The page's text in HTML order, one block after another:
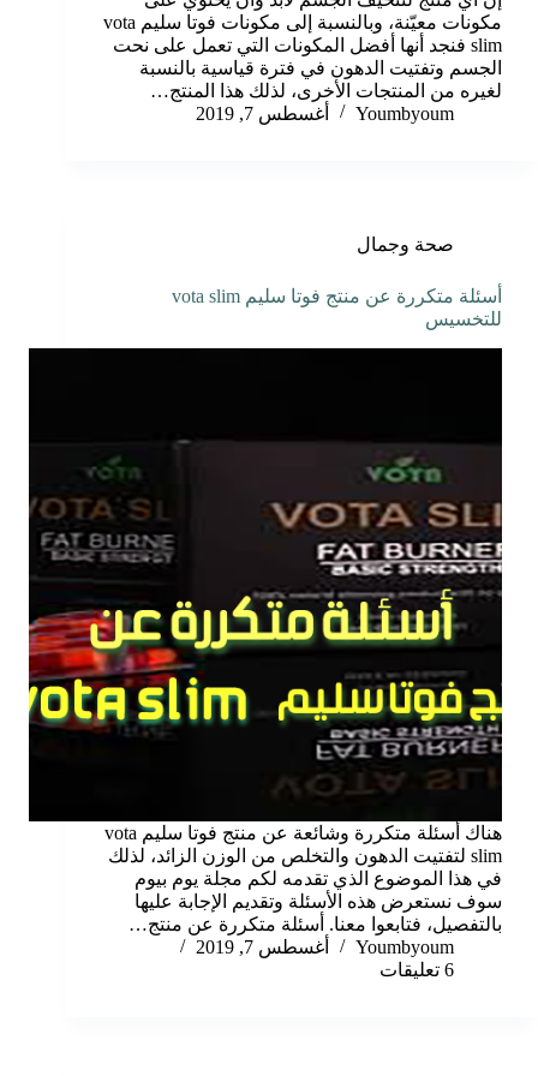
مكونات معيّنة، وبالنسبة إلى مكونات فوتا سليم vota
slim فنجد أنها أفضل المكونات التي تعمل على نحت
الجسم وتفتيت الدهون في فترة قياسية بالنسبة
لغيره من المنتجات الأخرى، لذلك هذا المنتج…
Youmbyoum
أغسطس 7, 2019
صحة وجمال
أسئلة متكررة عن منتج فوتا سليم vota slim
للتخسيس
هناك أسئلة متكررة وشائعة عن منتج فوتا سليم vota
slim لتفتيت الدهون والتخلص من الوزن الزائد، لذلك
في هذا الموضوع الذي تقدمه لكم مجلة يوم بيوم
سوف نستعرض هذه الأسئلة وتقديم الإجابة عليها
بالتفصيل، فتابعوا معنا. أسئلة متكررة عن منتج…
Youmbyoum
أغسطس 7, 2019
6 تعليقات